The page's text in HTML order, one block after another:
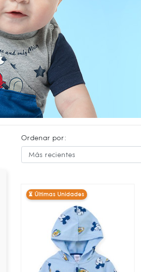
Ordenar por:
⏳ Últimas Unidades